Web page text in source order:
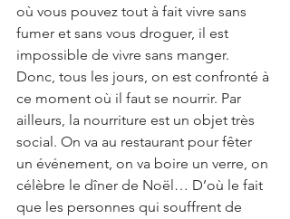
où vous pouvez tout à fait vivre sans
fumer et sans vous droguer, il est
impossible de vivre sans manger.
Donc, tous les jours, on est confronté à
ce moment où il faut se nourrir. Par
ailleurs, la nourriture est un objet très
social. On va au restaurant pour fêter
un événement, on va boire un verre, on
célèbre le dîner de Noël… D’où le fait
que les personnes qui souffrent de